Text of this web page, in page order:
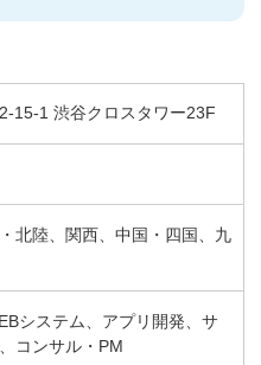
15-1 渋谷クロスタワー23F
北陸、関西、中国・四国、九
システム、アプリ開発、サ
コンサル・PM